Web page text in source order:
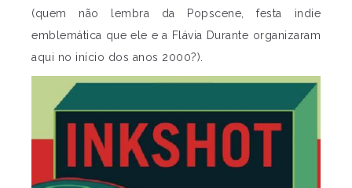
(quem não lembra da Popscene, festa indie
emblemática que ele e a Flávia Durante organizaram
aqui no início dos anos 2000?).